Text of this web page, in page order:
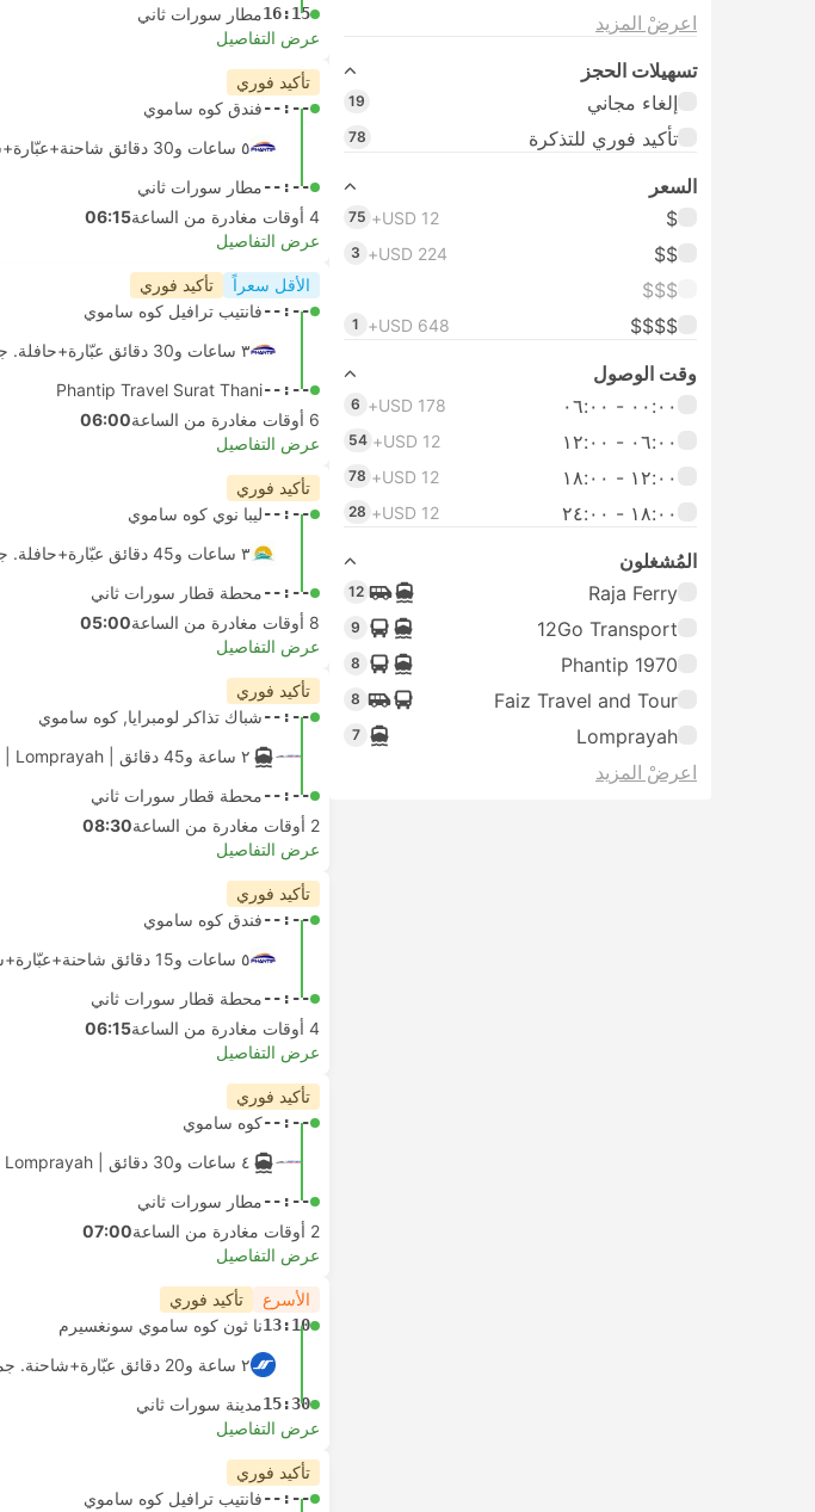
اعرضْ المزيد
تسهيلات الحجز
إلغاء مجاني
19
تأكيد فوري للتذكرة 78
السعر
$
USD 12+
75
$$
USD 224+
3
$$$
$$$$
USD 648+
1
وقت الوصول
٠٠:٠٠ ‏- ٠٦:٠٠
USD 178+
6
٠٦:٠٠ ‏- ١٢:٠٠ USD 12+
54
١٢:٠٠ ‏- ١٨:٠٠ USD 12+
78
١٨:٠٠ ‏-‏ ٢٤:٠٠ USD 12+
28
المُشغلون
Raja Ferry
12
12Go Transport
9
Phantip 1970
8
Faiz Travel and Tour
8
Lomprayah
7
اعرضْ المزيد
16:15مطار سورات ثاني
عرض التفاصيل
تأكيد فوري
--:--فندق كوه ساموي
--:--مطار سورات ثاني
4 أوقات مغادرة من الساعة
06:15
عرض التفاصيل
الأقل سعراً تأكيد فوري
--:--فانتيب ترافيل كوه ساموي
--:--
Phantip Travel Surat Thani
6 أوقات مغادرة من الساعة
06:00
عرض التفاصيل
تأكيد فوري
--:--ليبا نوي كوه ساموي
--:--محطة قطار سورات ثاني
8 أوقات مغادرة من الساعة
05:00
عرض التفاصيل
تأكيد فوري
--:--شباك تذاكر لومبرايا, كوه ساموي
٢ ساعة و‫45 دقائق
--:--محطة قطار سورات ثاني
2 أوقات مغادرة من الساعة
08:30
عرض التفاصيل
تأكيد فوري
--:--فندق كوه ساموي
--:--محطة قطار سورات ثاني
4 أوقات مغادرة من الساعة
06:15
عرض التفاصيل
تأكيد فوري
--:--كوه ساموي
٤ ساعات و‫30 دقائق
--:--مطار سورات ثاني
2 أوقات مغادرة من الساعة
07:00
عرض التفاصيل
الأسرع تأكيد فوري
13:10نا ثون كوه ساموي سونغسيرم
15:30مدينة سورات ثاني
عرض التفاصيل
تأكيد فوري
--:--فانتيب ترافيل كوه ساموي